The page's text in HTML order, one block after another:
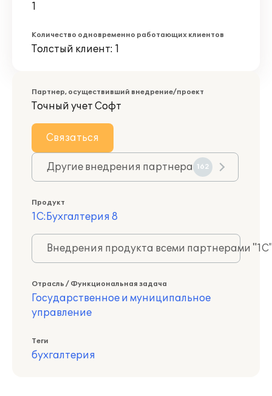
1
Количество одновременно работающих клиентов
Толстый клиент: 1
Партнер, осуществивший внедрение/проект
Точный учет Софт
Связаться
Другие внедрения партнера 162
Продукт
1С:Бухгалтерия 8
Внедрения продукта всеми партнерами
Отрасль / Функциональная задача
Государственное и муниципальное
управление
Теги
бухгалтерия